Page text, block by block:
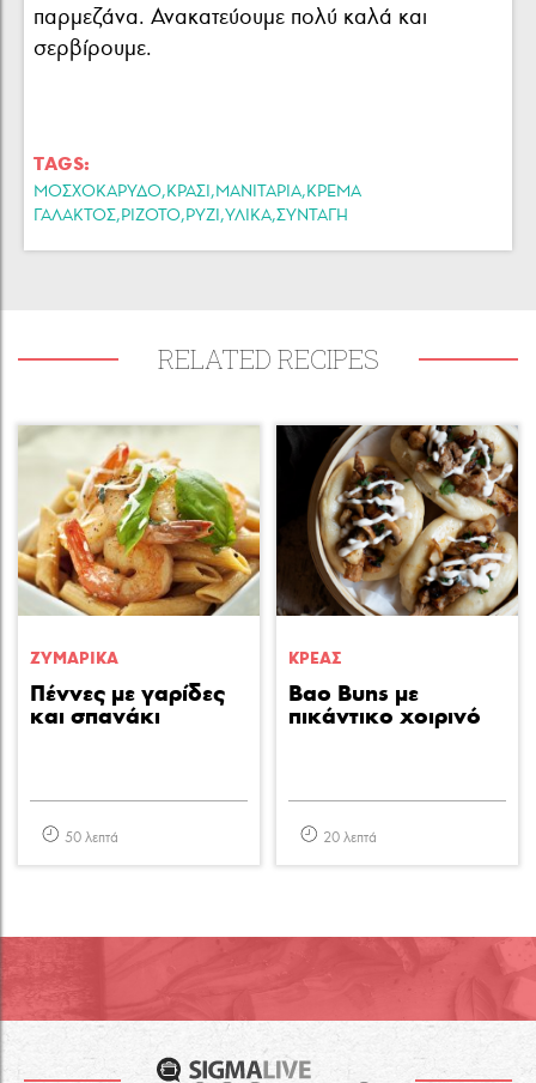
παρμεζάνα. Ανακατεύουμε πολύ καλά και
σερβίρουμε.
TAGS:
ΜΟΣΧΟΚΑΡΥΔΟ,ΚΡΑΣΙ,ΜΑΝΙΤΑΡΙΑ,ΚΡΕΜΑ
ΓΑΛΑΚΤΟΣ,ΡΙΖΟΤΟ,ΡΥΖΙ,ΥΛΙΚΑ,ΣΥΝΤΑΓΗ
RELATED RECIPES
ΖΥΜΑΡΙΚA
Πέννες με γαρίδες
και σπανάκι
50 λεπτά
ΚΡΕΑΣ
Bao Buns με
πικάντικο χοιρινό
20 λεπτά